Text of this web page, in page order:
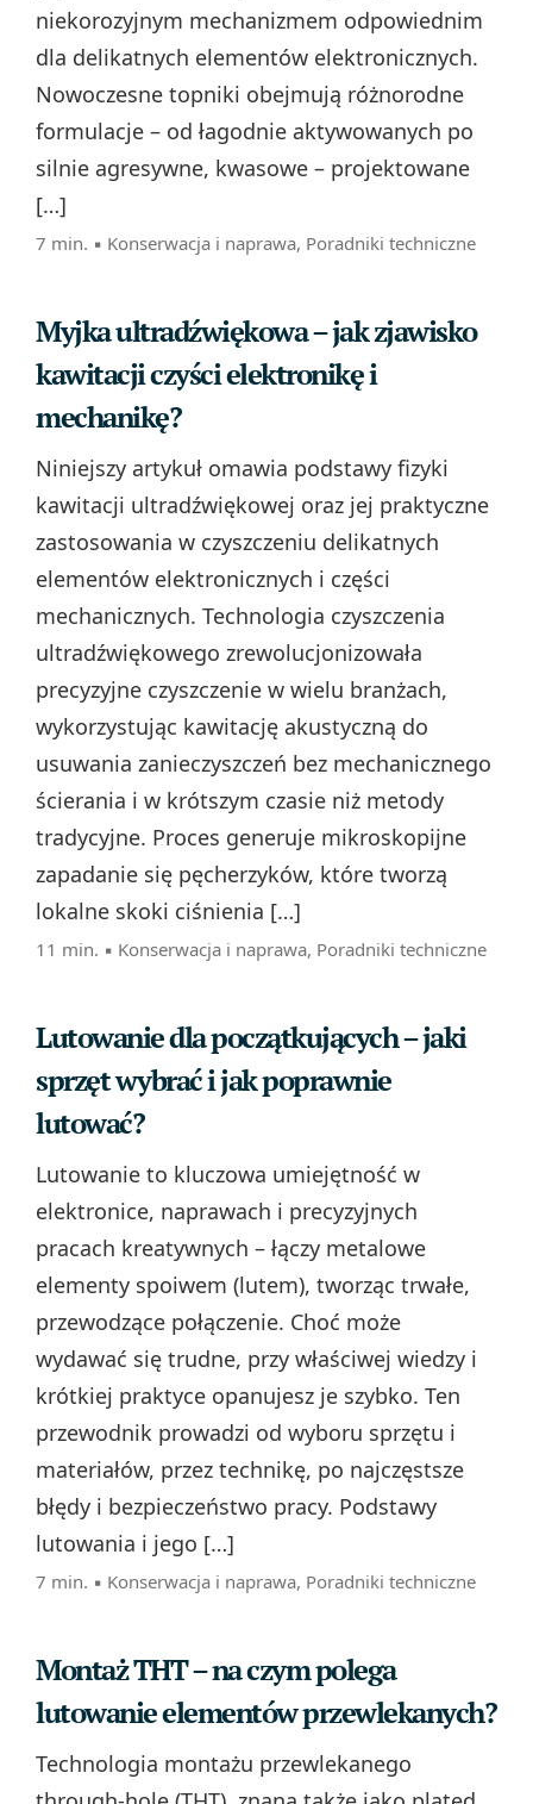
niekorozyjnym mechanizmem odpowiednim
dla delikatnych elementów elektronicznych.
Nowoczesne topniki obejmują różnorodne
formulacje – od łagodnie aktywowanych po
silnie agresywne, kwasowe – projektowane
[…]
7 min. ▪ Konserwacja i naprawa, Poradniki techniczne
Myjka ultradźwiękowa – jak zjawisko
kawitacji czyści elektronikę i
mechanikę?
Niniejszy artykuł omawia podstawy fizyki
kawitacji ultradźwiękowej oraz jej praktyczne
zastosowania w czyszczeniu delikatnych
elementów elektronicznych i części
mechanicznych. Technologia czyszczenia
ultradźwiękowego zrewolucjonizowała
precyzyjne czyszczenie w wielu branżach,
wykorzystując kawitację akustyczną do
usuwania zanieczyszczeń bez mechanicznego
ścierania i w krótszym czasie niż metody
tradycyjne. Proces generuje mikroskopijne
zapadanie się pęcherzyków, które tworzą
lokalne skoki ciśnienia […]
11 min. ▪ Konserwacja i naprawa, Poradniki techniczne
Lutowanie dla początkujących – jaki
sprzęt wybrać i jak poprawnie
lutować?
Lutowanie to kluczowa umiejętność w
elektronice, naprawach i precyzyjnych
pracach kreatywnych – łączy metalowe
elementy spoiwem (lutem), tworząc trwałe,
przewodzące połączenie. Choć może
wydawać się trudne, przy właściwej wiedzy i
krótkiej praktyce opanujesz je szybko. Ten
przewodnik prowadzi od wyboru sprzętu i
materiałów, przez technikę, po najczęstsze
błędy i bezpieczeństwo pracy. Podstawy
lutowania i jego […]
7 min. ▪ Konserwacja i naprawa, Poradniki techniczne
Montaż THT – na czym polega
lutowanie elementów przewlekanych?
Technologia montażu przewlekanego